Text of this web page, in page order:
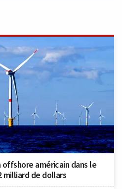
offshore américain dans le
milliard de dollars